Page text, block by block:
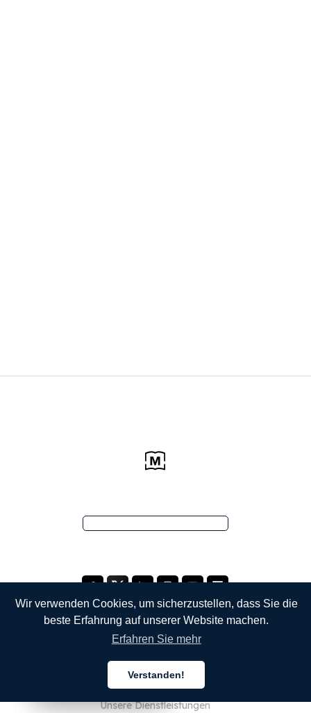
Wir verwenden Cookies, um sicherzustellen, dass Sie die
beste Erfahrung auf unserer Website machen.
Erfahren Sie mehr
Verstanden!
Über uns
Unsere Dienstleistungen
Deutsch
Deutsch
Deutsch